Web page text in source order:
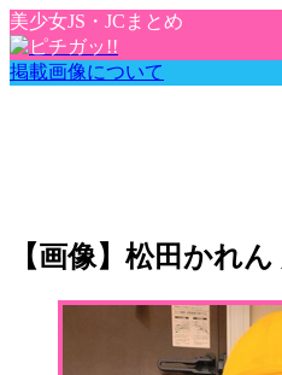
美少女JS・JCまとめ
掲載画像について
【画像】松田かれ